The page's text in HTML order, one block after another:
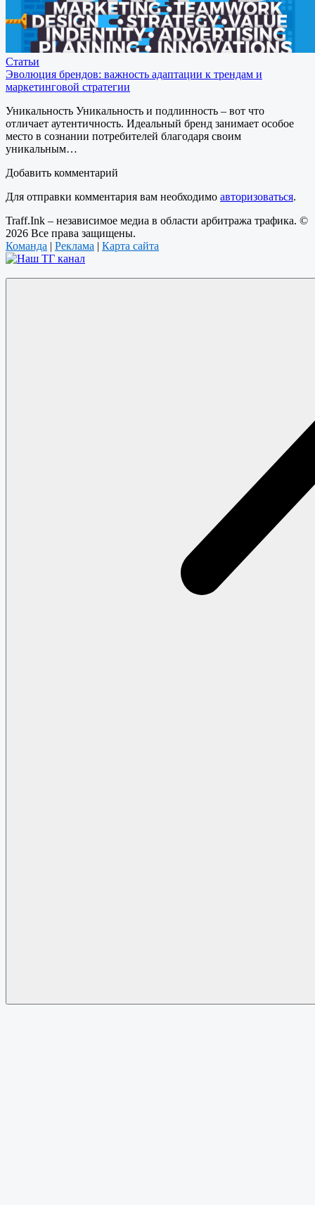
Статьи
Эволюция брендов: важность адаптации к трендам и
маркетинговой стратегии
Уникальность Уникальность и подлинность – вот что
отличает аутентичность. Идеальный бренд занимает особое
место в сознании потребителей благодаря своим
уникальным…
Добавить комментарий
Для отправки комментария вам необходимо авторизоваться.
Traff.Ink – независимое медиа в области арбитража трафика. ©
2026 Все права защищены.
Команда | Реклама | Карта сайта